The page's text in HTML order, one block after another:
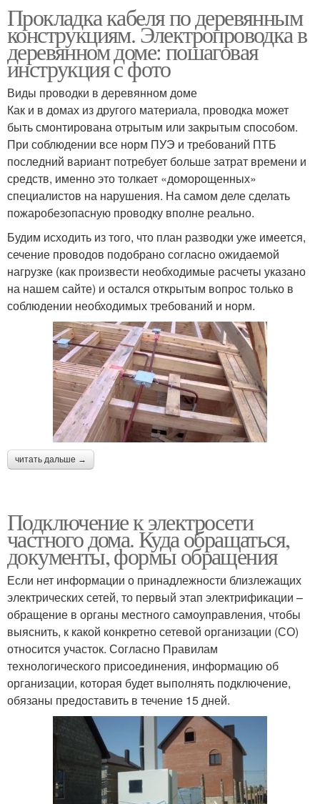
Прокладка кабеля по деревянным
конструкциям. Электропроводка в
деревянном доме: пошаговая
инструкция с фото
Виды проводки в деревянном доме
Как и в домах из другого материала, проводка может
быть смонтирована отрытым или закрытым способом.
При соблюдении все норм ПУЭ и требований ПТБ
последний вариант потребует больше затрат времени и
средств, именно это толкает «доморощенных»
специалистов на нарушения. На самом деле сделать
пожаробезопасную проводку вполне реально.
Будим исходить из того, что план разводки уже имеется,
сечение проводов подобрано согласно ожидаемой
нагрузке (как произвести необходимые расчеты указано
на нашем сайте) и остался открытым вопрос только в
соблюдении необходимых требований и норм.
читать дальше →
Подключение к электросети
частного дома. Куда обращаться,
документы, формы обращения
Если нет информации о принадлежности близлежащих
электрических сетей, то первый этап электрификации –
обращение в органы местного самоуправления, чтобы
выяснить, к какой конкретно сетевой организации (СО)
относится участок. Согласно Правилам
технологического присоединения, информацию об
организации, которая будет выполнять подключение,
обязаны предоставить в течение 15 дней.